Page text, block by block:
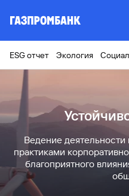
ESG отчет Экология
Ведение
практиками
благоприятного